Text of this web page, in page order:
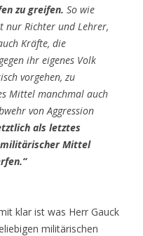
zu greifen. So wie
nur Richter und Lehrer,
Kräfte, die
ihr eigenes Volk
vorgehen, zu
Mittel manchmal auch
von Aggression
als letztes
militärischer Mittel
klar ist was Herr Gauck
militärischen